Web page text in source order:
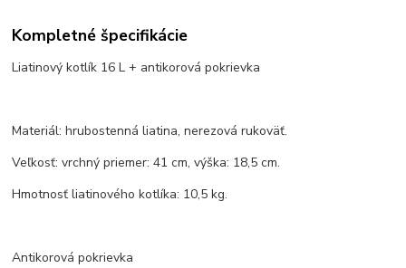
Kompletné špecifikácie
Liatinový kotlík 16 L + antikorová pokrievka
Materiál: hrubostenná liatina, nerezová rukoväť.
Veľkosť: vrchný priemer: 41 cm, výška: 18,5 cm.
Hmotnosť liatinového kotlíka: 10,5 kg.
Antikorová pokrievka